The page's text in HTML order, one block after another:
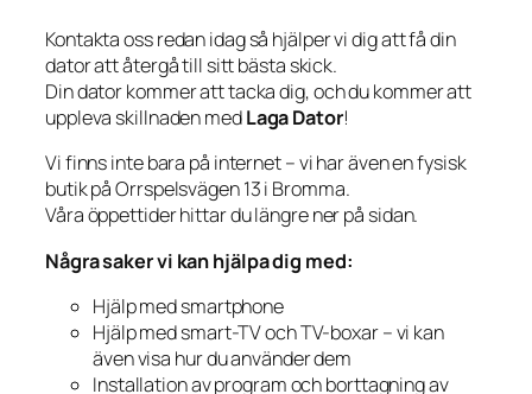
Kontakta oss redan idag så hjälper vi dig att få din
dator att återgå till sitt bästa skick.
Din dator kommer att tacka dig, och du kommer att
uppleva skillnaden medLaga Dator!
Vi finns inte bara på internet – vi har även en fysisk
butik på Orrspelsvägen 13 i Bromma.
Våra öppettider hittar du längre ner på sidan.
Några saker vi kan hjälpa dig med:
Hjälp med smartphone
Hjälp med smart-TV och TV-boxar – vi kan
även visa hur du använder dem
Installation av program och borttagning av